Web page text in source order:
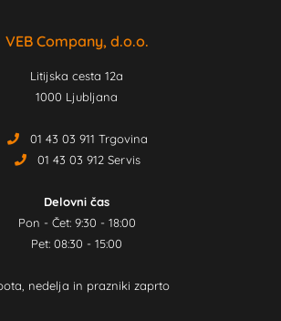
VEB Company, d.o.o.
Litijska cesta 12a
1000 Ljubljana
01 43 03 911 Trgovina
01 43 03 912 Servis
Delovni čas
Pon - Čet: 9:30 - 18:00
Pet: 08:30 - 15:00
nedelja in prazniki zaprto